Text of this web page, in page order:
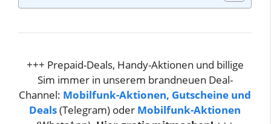
+++ Prepaid-Deals, Handy-Aktionen und billige
Sim immer in unserem brandneuen Deal-
Channel: Mobilfunk-Aktionen, Gutscheine und
Deals(Telegram) oder Mobilfunk-Aktionen